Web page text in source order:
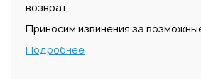
возврат.
Приносим извинения за
Подробнее